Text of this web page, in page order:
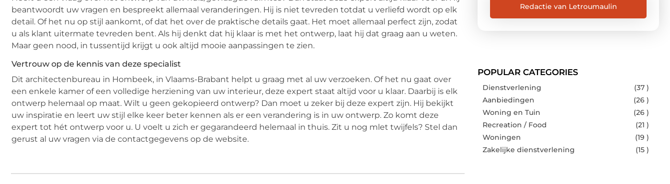
beantwoordt uw vragen en bespreekt allemaal veranderingen. Hij is niet tevreden totdat u verliefd wordt op elk
detail. Of het nu op stijl aankomt, of dat het over de praktische details gaat. Het moet allemaal perfect zijn, zodat
u als klant uitermate tevreden bent. Als hij denkt dat hij klaar is met het ontwerp, laat hij dat graag aan u weten.
Maar geen nood, in tussentijd krijgt u ook altijd mooie aanpassingen te zien.
Vertrouw op de kennis van deze specialist
Dit architectenbureau in Hombeek, in Vlaams-Brabant helpt u graag met al uw verzoeken. Of het nu gaat over
een enkele kamer of een volledige herziening van uw interieur, deze expert staat altijd voor u klaar. Daarbij is elk
ontwerp helemaal op maat. Wilt u geen gekopieerd ontwerp? Dan moet u zeker bij deze expert zijn. Hij bekijkt
uw inspiratie en leert uw stijl elke keer beter kennen als er een verandering is in uw ontwerp. Zo komt deze
expert tot hét ontwerp voor u. U voelt u zich er gegarandeerd helemaal in thuis. Zit u nog mlet twijfels? Stel dan
gerust al uw vragen via de contactgegevens op de website.
Redactie van Letroumaulin
POPULAR CATEGORIES
Dienstverlening
(37 )
Aanbiedingen
(26 )
Woning en Tuin
(26 )
Recreation / Food
(21 )
Woningen
(19 )
Zakelijke dienstverlening
(15 )